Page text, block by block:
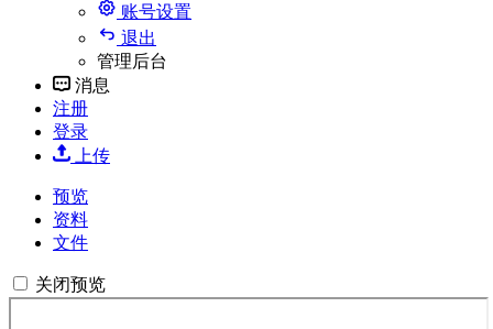
账号设置
退出
管理后台
消息
注册
登录
上传
预览
资料
文件
关闭预览